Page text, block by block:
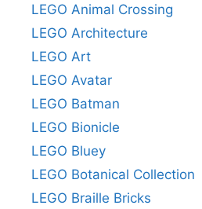
LEGO Animal Crossing
LEGO Architecture
LEGO Art
LEGO Avatar
LEGO Batman
LEGO Bionicle
LEGO Bluey
LEGO Botanical Collection
LEGO Braille Bricks